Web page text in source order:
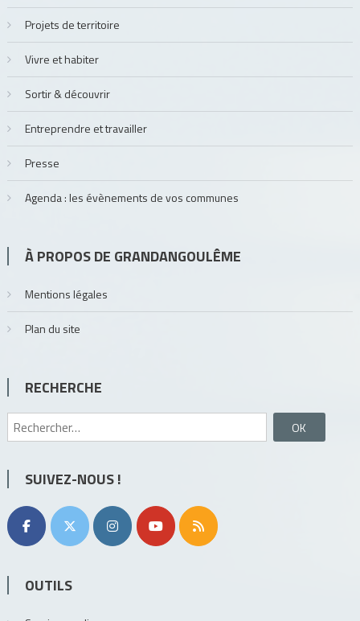
Projets de territoire
Vivre et habiter
Sortir & découvrir
Entreprendre et travailler
Presse
Agenda : les évènements de vos communes
À PROPOS DE GRANDANGOULÊME
Mentions légales
Plan du site
RECHERCHE
Rechercher :
SUIVEZ-NOUS !
OUTILS